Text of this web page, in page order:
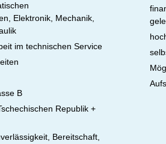
Elektronik, Mechanik,
im technischen Service
B
Republik +
Bereitschaft,